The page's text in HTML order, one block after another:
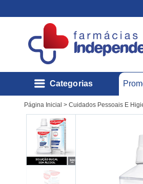
Categorias
Página Inicial > Cuidados Pessoais E